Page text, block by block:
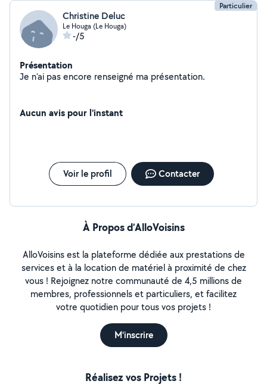
Particulier
Christine Deluc
Le Houga (Le Houga)
-/5
Présentation
Je n'ai pas encore renseigné ma présentation.
Aucun avis pour l'instant
Voir le profil Contacter
À Propos d’AlloVoisins
AlloVoisins est la plateforme dédiée aux prestations de
services et à la location de matériel à proximité de chez
vous ! Rejoignez notre communauté de 4,5 millions de
membres, professionnels et particuliers, et facilitez
votre quotidien pour tous vos projets !
M'inscrire
Réalisez vos Projets !